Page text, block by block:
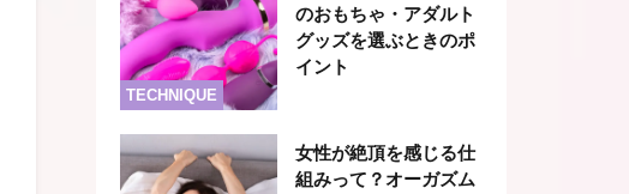
TECHNIQUE
のおもちゃ・アダルト
グッズを選ぶときのポ
イント
女性が絶頂を感じる仕
組みって？オーガズム